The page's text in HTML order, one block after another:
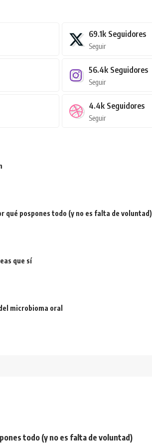
69.1k Seguidores
Seguir
56.4k Seguidores
Seguir
4.4k Seguidores
Seguir
qué pospones todo (y no es falta de voluntad)
que sí
microbioma oral
todo (y no es falta de voluntad)